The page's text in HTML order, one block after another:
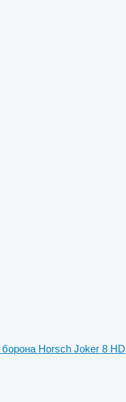
борона Horsch Joker 8 HD